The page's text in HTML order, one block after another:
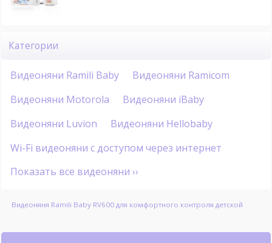
Категории
Видеоняни Ramili Baby
Видеоняни Ramicom
Видеоняни Motorola
Видеоняни iBaby
Видеоняни Luvion
Видеоняни Hellobaby
Wi-Fi видеоняни с доступом через интернет
Показать все видеоняни ››
Видеоняня Ramili Baby RV600 для комфортного контроля детской